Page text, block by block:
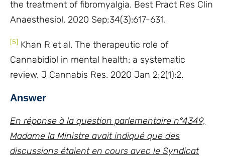
the treatment of fibromyalgia. Best Pract Res Clin
Anaesthesiol. 2020 Sep;34(3):617-631.
[5] Khan R et al. The therapeutic role of
Cannabidiol in mental health: a systematic
review. J Cannabis Res. 2020 Jan 2;2(1):2.
Answer
En réponse à la question parlementaire n°4349,
Madame la Ministre avait indiqué que des
discussions étaient en cours avec le Syndicat